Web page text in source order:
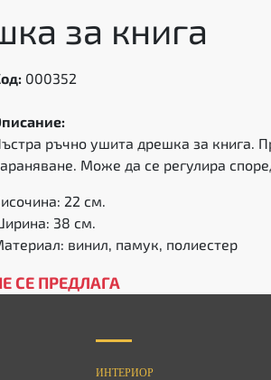
за книга
000352
ръчно ушита дрешка за книга.
Може да се регулира
22 см.
38 см.
винил, памук, полиестер
СЕ ПРЕДЛАГА
ИНТЕРИОР